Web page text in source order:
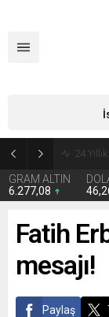
GRAM ALTIN
6.277,08
Fatih
mesajı!
Paylaş